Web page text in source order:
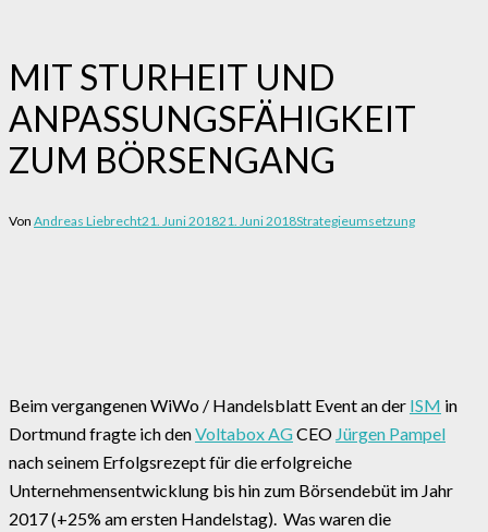
MIT STURHEIT UND
ANPASSUNGSFÄHIGKEIT
ZUM BÖRSENGANG
Von Andreas Liebrecht21. Juni 201821. Juni 2018Strategieumsetzung
Beim vergangenen WiWo / Handelsblatt Event an der ISM in
Dortmund fragte ich denVoltabox AGCEO Jürgen Pampel
nach seinem Erfolgsrezept für die erfolgreiche
Unternehmensentwicklung bis hin zum Börsendebüt im Jahr
2017 (+25% am ersten Handelstag). Was waren die